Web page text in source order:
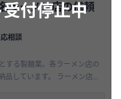
付停止中
ラーメン店の信頼
応相談
する製麺業。各ラーメン店の
品しています。 ラーメン店の